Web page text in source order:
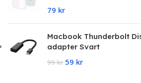
79 kr
Macbook Thunderbolt
adapter Svart
99kr 59 kr